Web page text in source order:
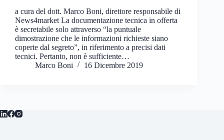
a cura del dott. Marco Boni, direttore responsabile di
News4market La documentazione tecnica in offerta
è secretabile solo attraverso “la puntuale
dimostrazione che le informazioni richieste siano
coperte dal segreto”, in riferimento a precisi dati
tecnici. Pertanto, non è sufficiente…
Marco Boni
16 Dicembre 2019